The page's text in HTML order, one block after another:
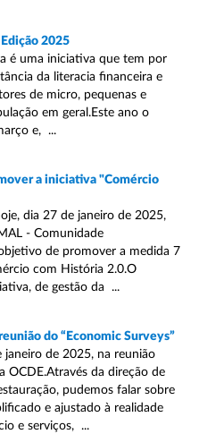
2025
é uma iniciativa que tem por
da literacia financeira e
de micro, pequenas e
em geral.Este ano o
e, ...
a iniciativa "Comércio
dia 27 de janeiro de 2025,
- Comunidade
de promover a medida 7
com História 2.0.O
de gestão da ...
do “Economic Surveys”
de 2025, na reunião
OCDE.Através da direção de
pudemos falar sobre
e ajustado à realidade
e serviços, ...